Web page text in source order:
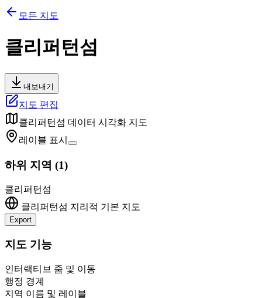
모든 지도
클리퍼턴섬
내보내기
지도 편집
클리퍼턴섬 데이터 시각화 지도
레이블 표시
하위 지역 (1)
클리퍼턴섬
클리퍼턴섬 지리적 기본 지도
Export
+
지도 기능
인터랙티브 줌 및 이동
행정 경계
지역 이름 및 레이블